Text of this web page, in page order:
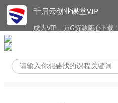
千启云创业课堂VIP
成为VIP，万G资源随心下载！